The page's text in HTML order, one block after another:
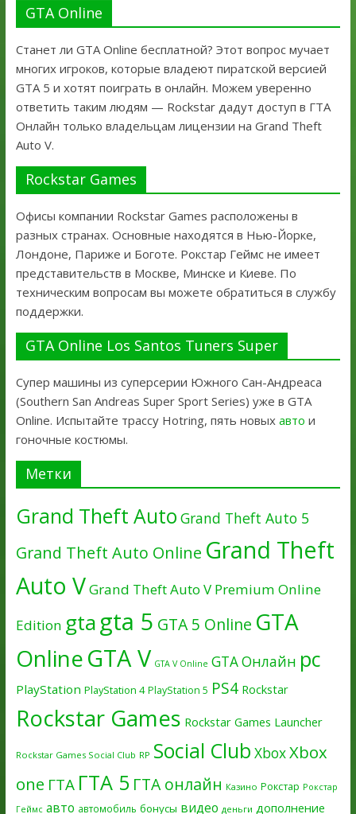
GTA Online
Станет ли GTA Online бесплатной? Этот вопрос мучает
многих игроков, которые владеют пиратской версией
GTA 5 и хотят поиграть в онлайн. Можем уверенно
ответить таким людям — Rockstar дадут доступ в ГТА
Онлайн только владельцам лицензии на Grand Theft
Auto V.
Rockstar Games
Офисы компании Rockstar Games расположены в
разных странах. Основные находятся в Нью-Йорке,
Лондоне, Париже и Боготе. Рокстар Геймс не имеет
представительств в Москве, Минске и Киеве. По
техническим вопросам вы можете обратиться в службу
поддержки.
GTA Online Los Santos Tuners Super
Супер машины из суперсерии Южного Сан-Андреаса
(Southern San Andreas Super Sport Series) уже в GTA
Online. Испытайте трассу Hotring, пять новых авто и
гоночные костюмы.
Метки
Grand Theft Auto Grand Theft Auto 5
Grand Theft Auto Online Grand Theft
Auto VGrand Theft Auto V Premium Online
Edition gtagta 5 GTA 5 Online GTA
OnlineGTA V GTA V Online GTA Онлайн pc
PlayStation PlayStation 4 PlayStation 5 PS4 Rockstar
Rockstar Games Rockstar Games Launcher
Rockstar Games Social Club RP Social Club XboxXbox
one ГТА ГТА 5 ГТА онлайн Казино Рокстар Рокстар
Геймс авто автомобиль бонусы видео деньги дополнение